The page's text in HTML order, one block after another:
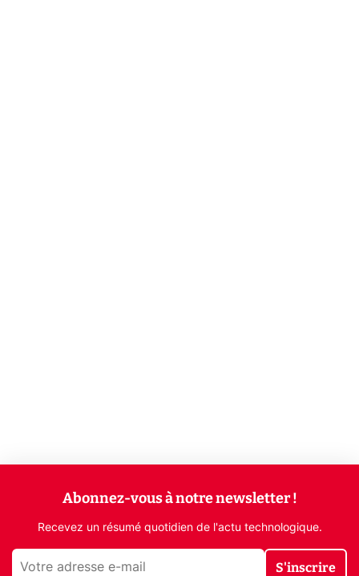
Abonnez-vous à notre newsletter !
Recevez un résumé quotidien de l'actu technologique.
S'inscrire